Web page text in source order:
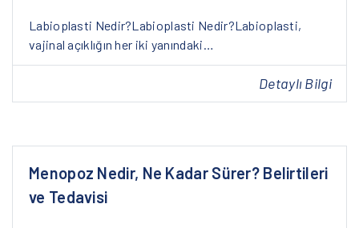
Labioplasti Nedir?Labioplasti Nedir?Labioplasti,
vajinal açıklığın her iki yanındaki…
Detaylı Bilgi
Menopoz Nedir, Ne Kadar Sürer? Belirtileri
ve Tedavisi